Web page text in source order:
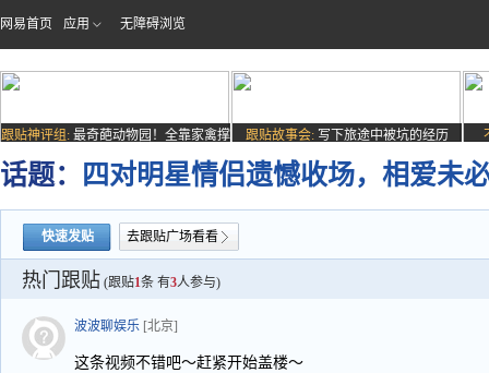
网易首页 应用 无障碍浏览
跟贴神评组: 最奇葩动物园！全靠家禽撑
场子
跟贴故事会: 写下旅途中被坑的经历
话题： 四对明星情侣遗憾收场，相爱未
快速发贴 去跟贴广场看看
热门跟贴 (跟贴1条 有3人参与)
波波聊娱乐 [北京]
这条视频不错吧～赶紧开始盖楼～